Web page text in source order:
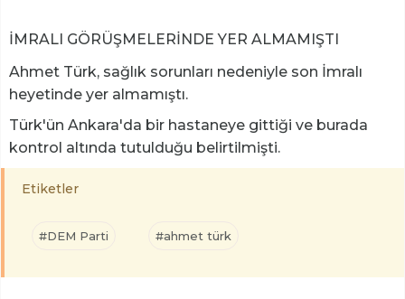
İMRALI GÖRÜŞMELERİNDE YER ALMAMIŞTI
Ahmet Türk, sağlık sorunları nedeniyle son İmralı
heyetinde yer almamıştı.
Türk'ün Ankara'da bir hastaneye gittiği ve burada
kontrol altında tutulduğu belirtilmişti.
Etiketler
#DEM Parti #ahmet türk